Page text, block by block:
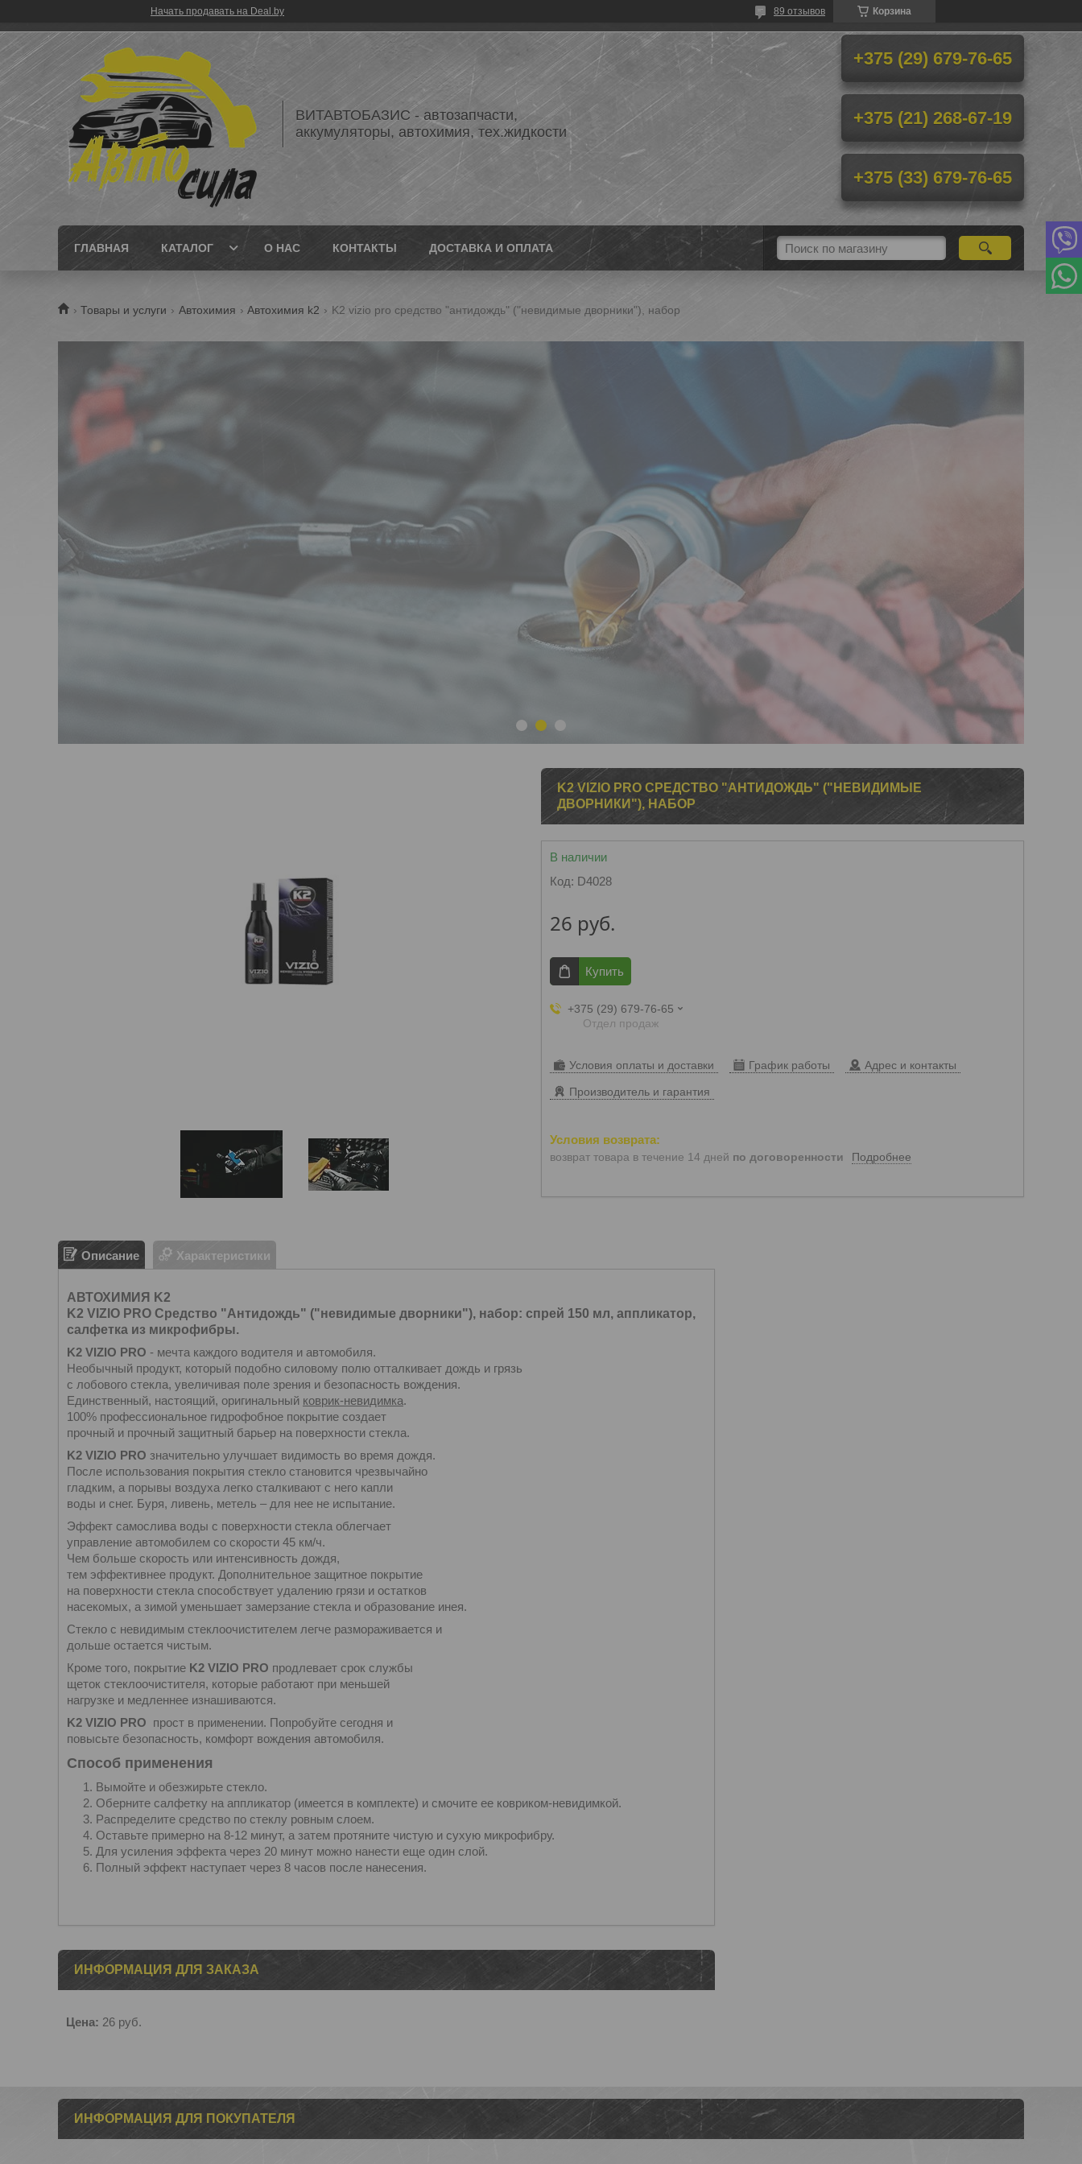
Начать продавать на Deal.by Корзина
89 отзывов
ВИТАВТОБАЗИС - автозапчасти,
аккумуляторы, автохимия, тех.жидкости
+375 (29) 679-76-65
+375 (21) 268-67-19
+375 (33) 679-76-65
ГЛАВНАЯ КАТАЛОГ О НАС КОНТАКТЫ ДОСТАВКА И ОПЛАТА
Товары и услуги Автохимия Автохимия k2 K2 vizio pro cредство "антидождь" ("невидимые дворники"), набор
K2 VIZIO PRO CРЕДСТВО "АНТИДОЖДЬ" ("НЕВИДИМЫЕ
ДВОРНИКИ"), НАБОР
В наличии
Код: D4028
26 руб.
Купить
+375 (29) 679-76-65
Отдел продаж
Условия оплаты и доставки График работы Адрес и контакты
Производитель и гарантия
возврат товара в течение 14 дней по договоренности Подробнее
Описание Характеристики
АВТОХИМИЯ K2
K2 VIZIO PRO Cредство "Антидождь" ("невидимые дворники"), набор: спрей 150 мл, аппликатор,
салфетка из микрофибры.
K2 VIZIO PRO - мечта каждого водителя и автомобиля.
Необычный продукт, который подобно силовому полю отталкивает дождь и грязь
с лобового стекла, увеличивая поле зрения и безопасность вождения.
Единственный, настоящий, оригинальный коврик-невидимка.
100% профессиональное гидрофобное покрытие создает
прочный и прочный защитный барьер на поверхности стекла.
K2 VIZIO PRO значительно улучшает видимость во время дождя.
После использования покрытия стекло становится чрезвычайно
гладким, а порывы воздуха легко сталкивают с него капли
воды и снег. Буря, ливень, метель – для нее не испытание.
Эффект самослива воды с поверхности стекла облегчает
управление автомобилем со скорости 45 км/ч.
Чем больше скорость или интенсивность дождя,
тем эффективнее продукт. Дополнительное защитное покрытие
на поверхности стекла способствует удалению грязи и остатков
насекомых, а зимой уменьшает замерзание стекла и образование инея.
Стекло с невидимым стеклоочистителем легче размораживается и
дольше остается чистым.
Кроме того, покрытие K2 VIZIO PRO продлевает срок службы
щеток стеклоочистителя, которые работают при меньшей
нагрузке и медленнее изнашиваются.
K2 VIZIO PRO прост в применении. Попробуйте сегодня и
повысьте безопасность, комфорт вождения автомобиля.
Способ применения
Вымойте и обезжирьте стекло.
Оберните салфетку на аппликатор (имеется в комплекте) и смочите ее ковриком-невидимкой.
Распределите средство по стеклу ровным слоем.
Оставьте примерно на 8-12 минут, а затем протяните чистую и сухую микрофибру.
Для усиления эффекта через 20 минут можно нанести еще один слой.
Полный эффект наступает через 8 часов после нанесения.
ИНФОРМАЦИЯ ДЛЯ ЗАКАЗА
Цена: 26 руб.
ИНФОРМАЦИЯ ДЛЯ ПОКУПАТЕЛЯ